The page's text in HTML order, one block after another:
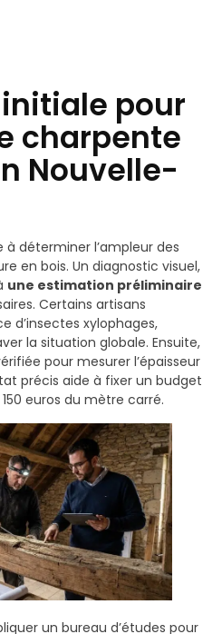
pour
charpente
Nouvelle-
déterminer l’ampleur des
en bois. Un diagnostic visuel,
une estimation préliminaire
Certains artisans
d’insectes xylophages,
la situation globale. Ensuite,
pour mesurer l’épaisseur
précis aide à fixer un budget
euros du mètre carré.
un bureau d’études pour